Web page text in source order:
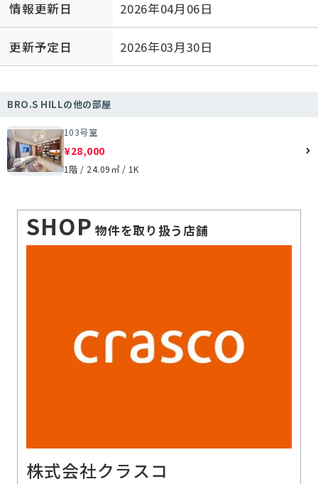
情報更新日 2026年04月06日
更新予定日 2026年03月30日
BRO.S HILLの他の部屋
103号室
¥28,000
1階 / 24.09㎡ / 1K
SHOP 物件を取り扱う店舗
株式会社クラスコ